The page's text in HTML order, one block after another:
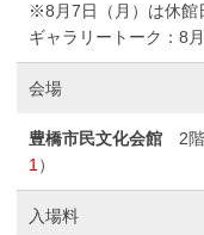
※8月7日（月）は休館
ギャラリートーク：8
会場
豊橋市民文化会館 2階
1）
入場料